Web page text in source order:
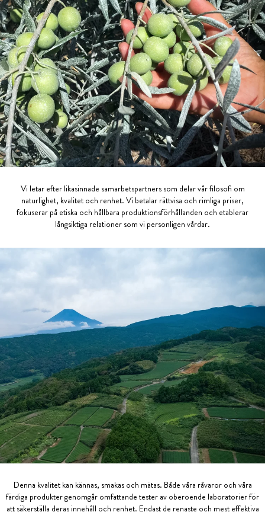
Vi letar efter likasinnade samarbetspartners som delar vår filosofi om
naturlighet, kvalitet och renhet. Vi betalar rättvisa och rimliga priser,
fokuserar på etiska och hållbara produktionsförhållanden och etablerar
långsiktiga relationer som vi personligen vårdar.
Denna kvalitet kan kännas, smakas och mätas. Både våra råvaror och våra
färdiga produkter genomgår omfattande tester av oberoende laboratorier för
att säkerställa deras innehåll och renhet. Endast de renaste och mest effektiva